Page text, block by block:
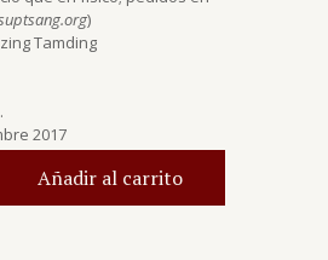
)
Tamding
2017
Añadir al carrito